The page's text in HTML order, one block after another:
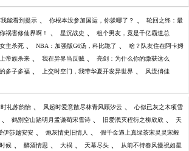
能看到提示 、 你根本没参加国运，你躲哪了？ 、 轮回之终：最
祸害修仙界啊！ 、 星沉战史 、 租个男友，竟是千亿霸道总
主杀死 、 NBA：加强版G6汤，科比跪了 、 啥？队友住在阿卡姆
帝族杀来 、 我在异界当反贼 、 亮剑：为什么你的缴获这么
多子多福 、 上交时空门，我带华夏开发异世界 、 风流俏佳
礼苏韵怡 、 风起时爱意散尽林青风顾汐云 、 心似已灰之木项雪
、 鹤别空山踏明月孟谦荀宋雪诗 、 旧爱泯灭程衍之柳欣欣 、 天
伊莎越安安 、 炮灰情史旧情人 、 假千金遇上真绿茶宋灵灵宋毅
候 、 醉酒情思 、 大祸 、 天幕尽头 、 从前不待春风慢祝如星